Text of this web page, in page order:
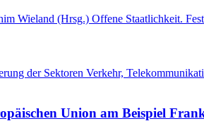
Wieland (Hrsg.) Offene Staatlichkeit.
der Sektoren Verkehr,
Union am Beispiel